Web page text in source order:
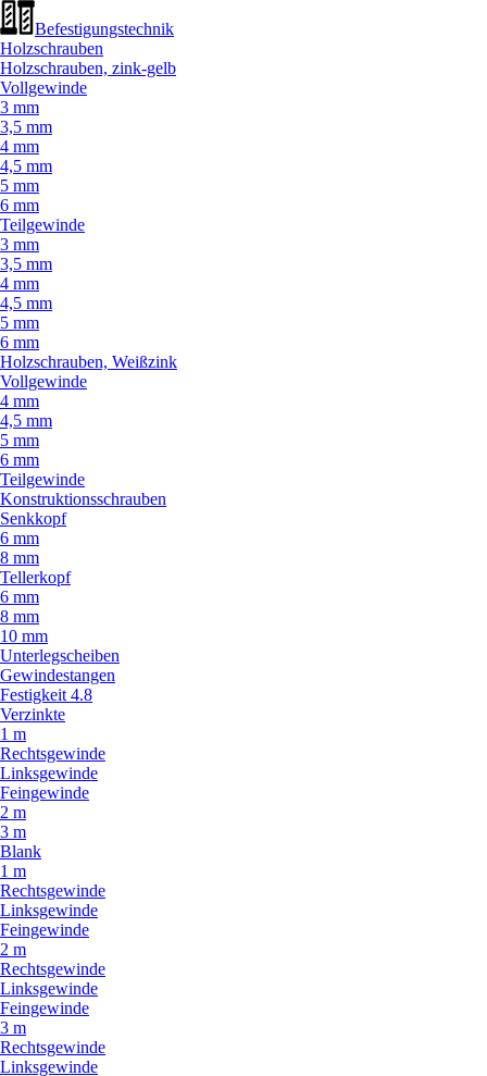
Befestigungstechnik
Holzschrauben
Holzschrauben, zink-gelb
Vollgewinde
3 mm
3,5 mm
4 mm
4,5 mm
5 mm
6 mm
Teilgewinde
3 mm
3,5 mm
4 mm
4,5 mm
5 mm
6 mm
Holzschrauben, Weißzink
Vollgewinde
4 mm
4,5 mm
5 mm
6 mm
Teilgewinde
Konstruktionsschrauben
Senkkopf
6 mm
8 mm
Tellerkopf
6 mm
8 mm
10 mm
Unterlegscheiben
Gewindestangen
Festigkeit 4.8
Verzinkte
1 m
Rechtsgewinde
Linksgewinde
Feingewinde
2 m
3 m
Blank
1 m
Rechtsgewinde
Linksgewinde
Feingewinde
2 m
Rechtsgewinde
Linksgewinde
Feingewinde
3 m
Rechtsgewinde
Linksgewinde